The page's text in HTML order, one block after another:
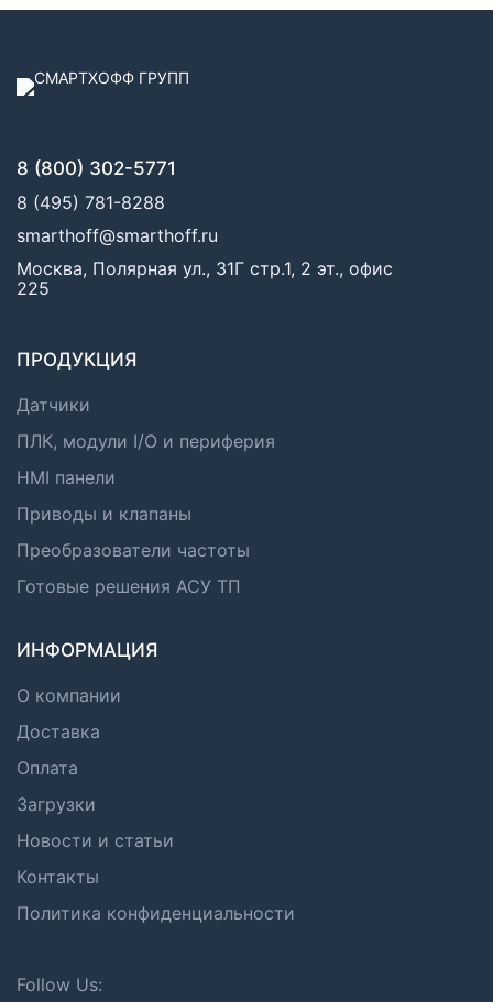
8 (800) 302-5771
8 (495) 781-8288
smarthoff@smarthoff.ru
Москва, Полярная ул., 31Г стр.1, 2 эт., офис
225
ПРОДУКЦИЯ
Датчики
ПЛК, модули I/O и периферия
HMI панели
Приводы и клапаны
Преобразователи частоты
Готовые решения АСУ ТП
ИНФОРМАЦИЯ
О компании
Доставка
Оплата
Загрузки
Новости и статьи
Контакты
Политика конфиденциальности
Follow Us: